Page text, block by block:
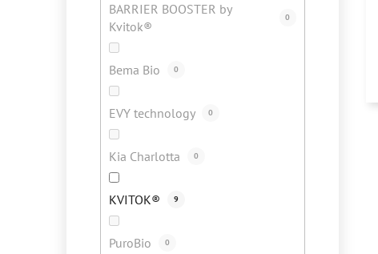
BARRIER BOOSTER by
Kvitok®
0
Bema Bio 0
EVY technology 0
Kia Charlotta 0
KVITOK® 9
PuroBio 0